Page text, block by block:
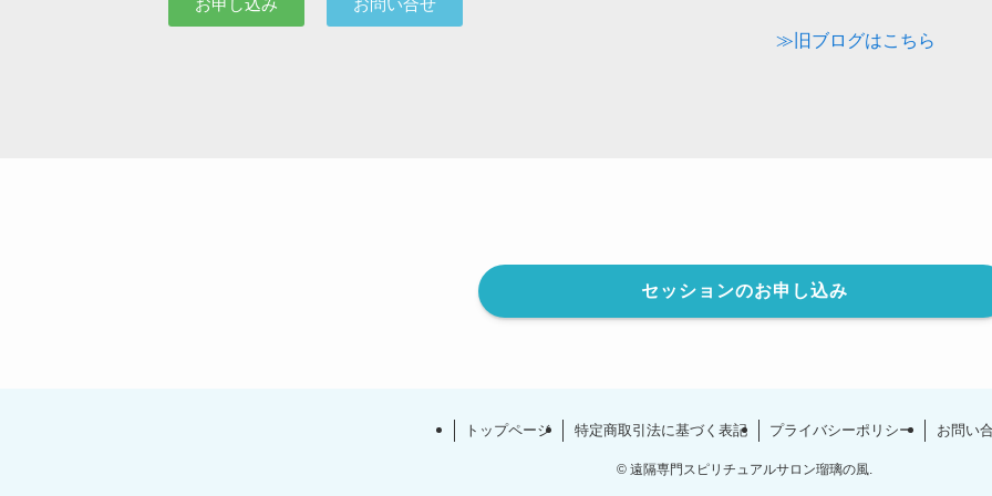
お申し込み お問い合せ
≫旧ブログはこちら
セッションのお申し込み
トップページ 特定商取引法に基づく表記 プライバシーポリシー お問い
©遠隔専門スピリチュアルサロン瑠璃の風.